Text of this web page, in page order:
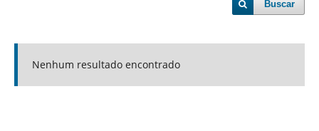
Buscar
Nenhum resultado encontrado